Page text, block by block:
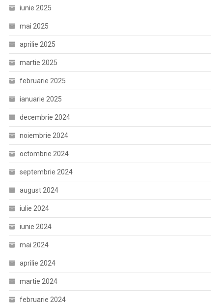
iunie 2025
mai 2025
aprilie 2025
martie 2025
februarie 2025
ianuarie 2025
decembrie 2024
noiembrie 2024
octombrie 2024
septembrie 2024
august 2024
iulie 2024
iunie 2024
mai 2024
aprilie 2024
martie 2024
februarie 2024